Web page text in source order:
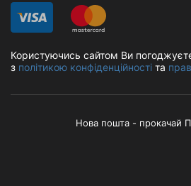
Користуючись сайтом Ви
з політикою конфіденційності та
Нова пошта - прокачай